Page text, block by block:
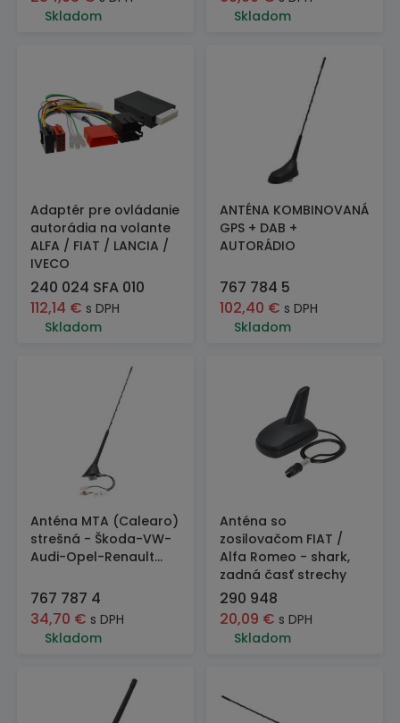
Skladom
Skladom
Adaptér pre ovládanie
autorádia na volante
ALFA / FIAT / LANCIA /
IVECO
240 024 SFA 010
112,14 € s DPH
Skladom
ANTÉNA KOMBINOVANÁ
GPS + DAB +
AUTORÁDIO
767 784 5
102,40 € s DPH
Skladom
Anténa MTA (Calearo)
strešná - Škoda-VW-
Audi-Opel-Renault...
767 787 4
34,70 € s DPH
Skladom
Anténa so
zosilovačom FIAT /
Alfa Romeo - shark,
zadná časť strechy
290 948
20,09 € s DPH
Skladom